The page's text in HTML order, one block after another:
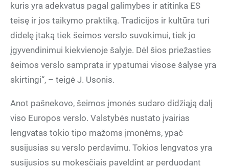
kuris yra adekvatus pagal galimybes ir atitinka ES
teisę ir jos taikymo praktiką. Tradicijos ir kultūra turi
didelę įtaką tiek šeimos verslo suvokimui, tiek jo
įgyvendinimui kiekvienoje šalyje. Dėl šios priežasties
šeimos verslo samprata ir ypatumai visose šalyse yra
skirtingi“, – teigė J. Usonis.
Anot pašnekovo, šeimos įmonės sudaro didžiąją dalį
viso Europos verslo. Valstybės nustato įvairias
lengvatas tokio tipo mažoms įmonėms, ypač
susijusias su verslo perdavimu. Tokios lengvatos yra
susijusios su mokesčiais paveldint ar perduodant